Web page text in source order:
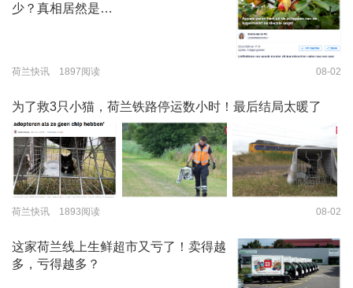
少？真相居然是…
荷兰快讯 1897阅读 08-02
为了救3只小猫，荷兰铁路停运数小时！最后结局太暖了
荷兰快讯 1893阅读 08-02
这家荷兰线上生鲜超市又亏了！卖得越
多，亏得越多？